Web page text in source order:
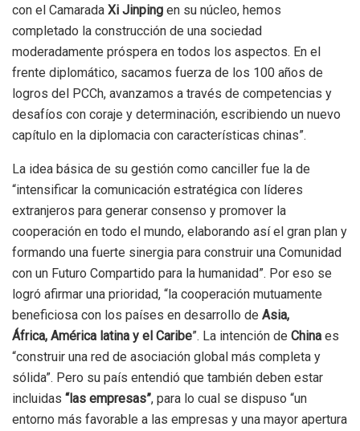
con el Camarada Xi Jinping en su núcleo, hemos
completado la construcción de una sociedad
moderadamente próspera en todos los aspectos. En el
frente diplomático, sacamos fuerza de los 100 años de
logros del PCCh, avanzamos a través de competencias y
desafíos con coraje y determinación, escribiendo un nuevo
capítulo en la diplomacia con características chinas”.
La idea básica de su gestión como canciller fue la de
“intensificar la comunicación estratégica con líderes
extranjeros para generar consenso y promover la
cooperación en todo el mundo, elaborando así el gran plan y
formando una fuerte sinergia para construir una Comunidad
con un Futuro Compartido para la humanidad”. Por eso se
logró afirmar una prioridad, “la cooperación mutuamente
beneficiosa con los países en desarrollo de Asia,
África, América latina y el Caribe”. La intención de China es
“construir una red de asociación global más completa y
sólida”. Pero su país entendió que también deben estar
incluidas “las empresas”, para lo cual se dispuso “un
entorno más favorable a las empresas y una mayor apertura